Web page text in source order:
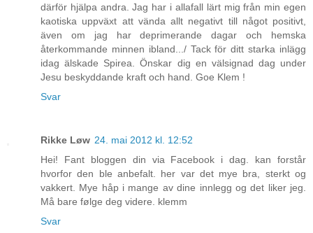
därför hjälpa andra. Jag har i allafall lärt mig från min egen
kaotiska uppväxt att vända allt negativt till något positivt,
även om jag har deprimerande dagar och hemska
återkommande minnen ibland.../ Tack för ditt starka inlägg
idag älskade Spirea. Önskar dig en välsignad dag under
Jesu beskyddande kraft och hand. Goe Klem !
Svar
Rikke Løw 24. mai 2012 kl. 12:52
Hei! Fant bloggen din via Facebook i dag. kan forstår
hvorfor den ble anbefalt. her var det mye bra, sterkt og
vakkert. Mye håp i mange av dine innlegg og det liker jeg.
Må bare følge deg videre. klemm
Svar